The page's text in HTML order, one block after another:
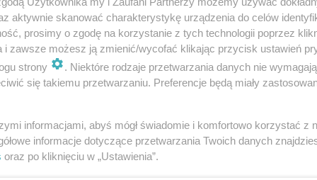
pogrzebowe ks. Tadeusza Isakowicza-
pożegna duchownego
Isakowicza-Zaleskiego – podało w środę biuro prasowe
aktywnie skanować charakterystykę urządzenia do celów
prosimy o zgodę na korzystanie z tych technologii poprzez
i zawsze możesz ją zmienić/wycofać klikając przycisk ustawień
strony
. Niektóre rodzaje przetwarzania danych nie
się takiemu przetwarzaniu. Preferencje będą miały
informacjami, abyś mógł świadomie i komfortowo korzystać z
informacje dotyczące przetwarzania Twoich danych
oraz po kliknięciu w „Ustawienia”.